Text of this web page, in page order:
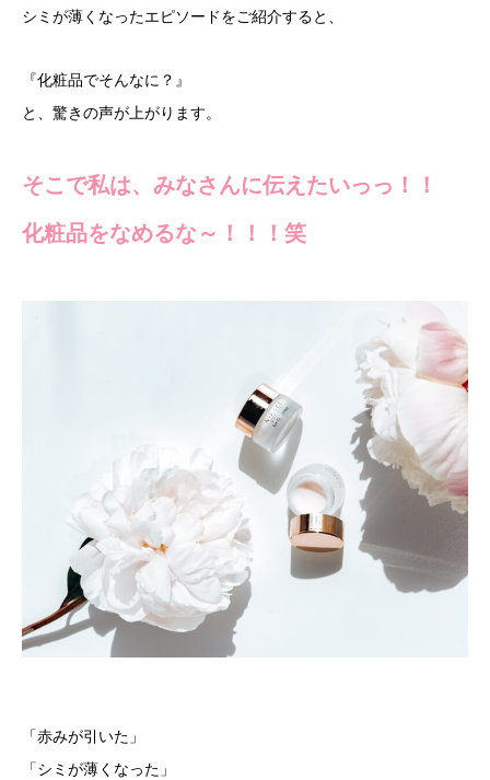
シミが薄くなったエピソードをご紹介すると、
『化粧品でそんなに？』
と、驚きの声が上がります。
そこで私は、みなさんに伝えたいっっ！！
化粧品をなめるな～！！！笑
「赤みが引いた」
「シミが薄くなった」